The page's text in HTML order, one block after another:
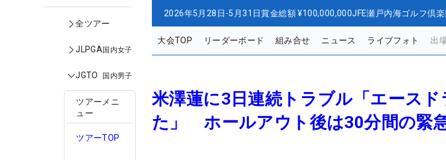
全ツアー
JLPGA国内女子
JGTO 国内男子
ツアーメニ
ュー
ツアーTOP
2026年5月28日-5月31日賞金総額 ¥100,000,000JFE瀬戸内海ゴルフ倶楽
大会TOP リーダーボード 組み合せ ニュース ライブフォト 出
米澤蓮に3日連続トラブル「エース
た」 ホールアウト後は30分間の緊